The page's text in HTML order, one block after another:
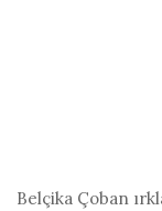
Belçika Çoban